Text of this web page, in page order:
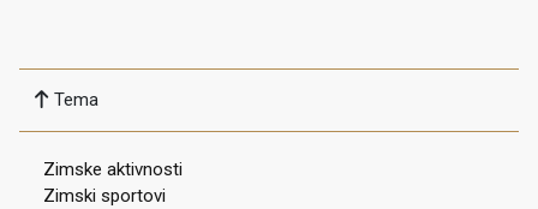
Tema
Zimske aktivnosti
Zimski sportovi